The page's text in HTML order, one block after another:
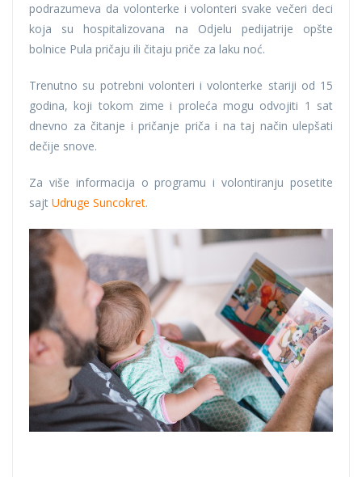
podrazumeva da volonterke i volonteri svake večeri deci
koja su hospitalizovana na Odjelu pedijatrije opšte
bolnice Pula pričaju ili čitaju priče za laku noć.
Trenutno su potrebni volonteri i volonterke stariji od 15
godina, koji tokom zime i proleća mogu odvojiti 1 sat
dnevno za čitanje i pričanje priča i na taj način ulepšati
dečije snove.
Za više informacija o programu i volontiranju posetite
sajt Udruge Suncokret.